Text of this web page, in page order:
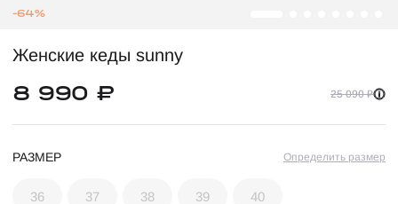
-64%
Женские кеды sunny
8 990 ₽ 25 090 ₽
РАЗМЕР Определить размер
36 37 38 39 40